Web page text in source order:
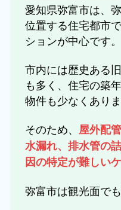
愛知県弥富市は、
位置する住宅都市
ションが中心です。
市内には歴史ある
も多く、住宅の築
物件も少なくありま
そのため、 屋外配
水漏れ、排水管の
因の特定が難しい
弥富市は観光面で